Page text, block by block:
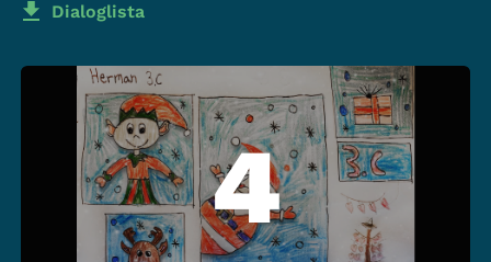
Dialoglista
4